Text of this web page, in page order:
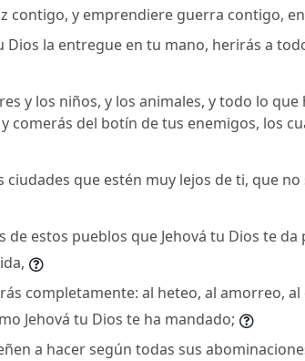
contigo, y emprendiere guerra contigo,
Dios la entregue en tu mano, herirás a
y los niños, y los animales, y todo lo
comerás del botín de tus enemigos, los
ciudades que estén muy lejos de ti, que
de estos pueblos que Jehová tu Dios te
completamente: al heteo, al amorreo, al
Jehová tu Dios te ha mandado;
a hacer según todas sus